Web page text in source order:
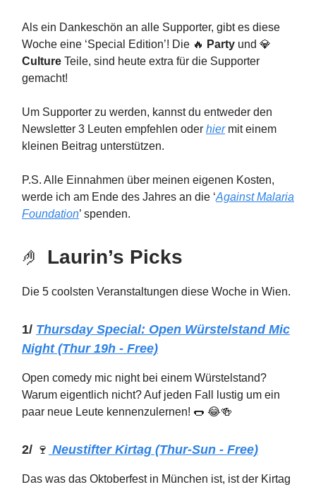
Als ein Dankeschön an alle Supporter, gibt es diese
Woche eine ‘Special Edition’! Die 🔥 Party und 💎
Culture Teile, sind heute extra für die Supporter
gemacht!
Um Supporter zu werden, kannst du entweder den
Newsletter 3 Leuten empfehlen oder hiermit einem
kleinen Beitrag unterstützen.
P.S. Alle Einnahmen über meinen eigenen Kosten,
werde ich am Ende des Jahres an die ‘Against Malaria
Foundation’ spenden.
🤌 Laurin’s Picks
Die 5 coolsten Veranstaltungen diese Woche in Wien.
1/ Thursday Special: Open Würstelstand Mic
Night (Thur 19h - Free)
Open comedy mic night bei einem Würstelstand?
Warum eigentlich nicht? Auf jeden Fall lustig um ein
paar neue Leute kennenzulernen! 🌭 😂🍻
2/ 🍷 Neustifter Kirtag (Thur-Sun - Free)
Das was das Oktoberfest in München ist, ist der Kirtag